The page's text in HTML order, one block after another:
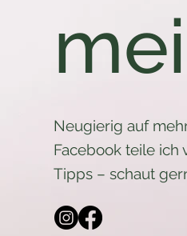
Neugierig auf
Facebook teile ich
Tipps – schaut